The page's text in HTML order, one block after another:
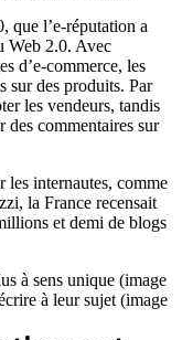
que l’e-réputation a
Web 2.0. Avec
d’e-commerce, les
sur des produits. Par
les vendeurs, tandis
des commentaires sur
les internautes, comme
la France recensait
et demi de blogs
à sens unique (image
à leur sujet (image